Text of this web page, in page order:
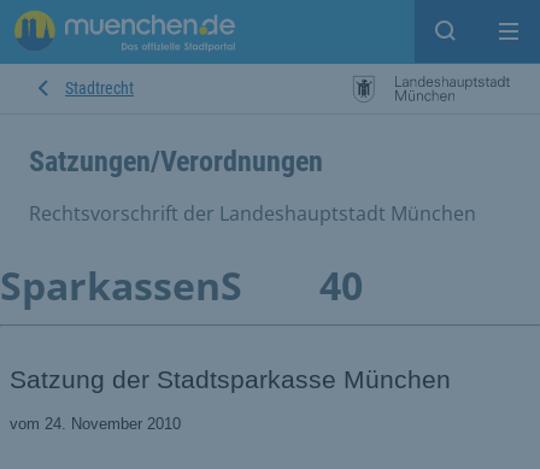
Suche
Stadtrecht
Satzungen/Verordnungen
Rechtsvorschrift der Landeshauptstadt München
SparkassenS 40